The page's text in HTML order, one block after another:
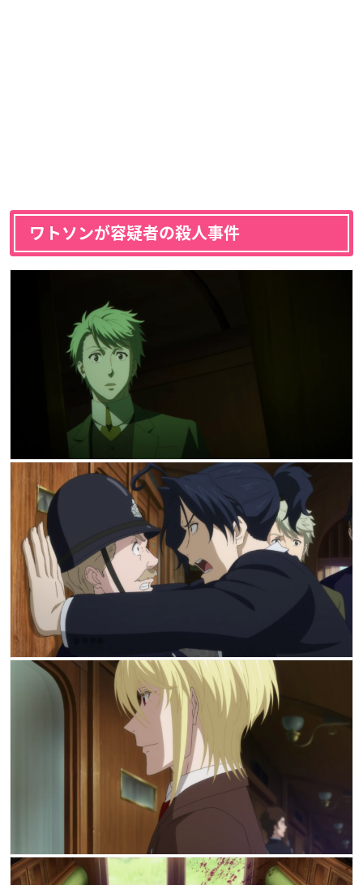
ワトソンが容疑者の殺人事件